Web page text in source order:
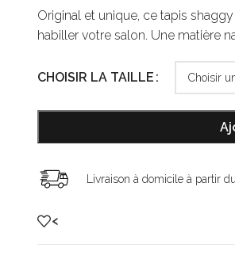
Original et unique, ce tapis
habiller votre salon. Une matière
CHOISIR LA TAILLE
Livraison à domicile à partir
<